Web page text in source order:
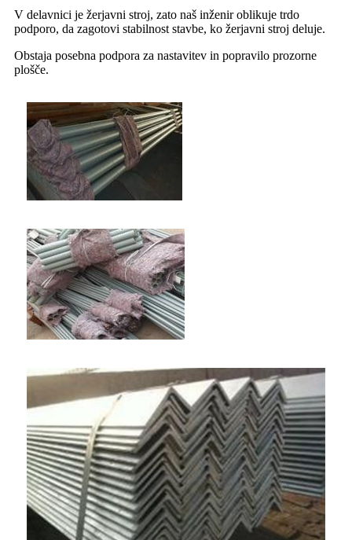
V delavnici je žerjavni stroj, zato naš inženir oblikuje trdo
podporo, da zagotovi stabilnost stavbe, ko žerjavni stroj deluje.
Obstaja posebna podpora za nastavitev in popravilo prozorne
plošče.